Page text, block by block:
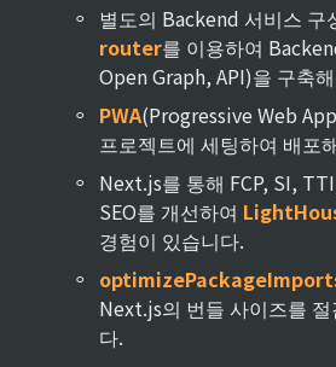
◦ 별도의 Backend 서비스 구
router를 이용하여
Open Graph, API)을 구축
◦ PWA(Progressive Web
프로젝트에 세팅하여 배포
◦ Next.js를 통해 FCP, SI,
SEO를 개선하여
경험이 있습니다.
◦
Next.js의 번들 사이즈를
다.